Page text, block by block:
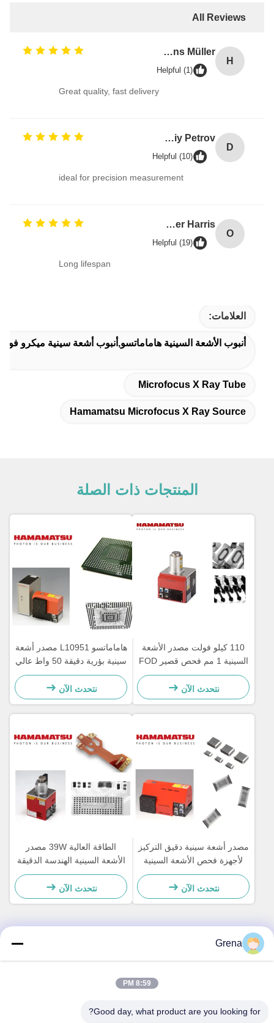
All Reviews
H
Hans Müller
Helpful (1)
Great quality, fast delivery
D
Dmitriy Petrov
Helpful (10)
ideal for precision measurement
O
Oliver Harris
Helpful (19)
Long lifespan
العلامات:
أنبوب الأشعة السينية هاماماتسو,أنبوب أشعة سينية
Microfocus X Ray Tube
Hamamatsu Microfocus X Ray Source
المنتجات ذات الصلة
110 كيلو فولت مصدر الأشعة
السينية 1 مم فحص قصير FOD
PCB
نتحدث الآن
هاماماتسو L10951 مصدر أشعة
سينية بؤرية دقيقة 50 واط عالي
الثبات متين
نتحدث الآن
مصدر أشعة سينية دقيق التركيز
لأجهزة فحص الأشعة السينية
في الخط
نتحدث الآن
الطاقة العالية 39W مصدر
الأشعة السينية الهندسة الدقيقة
هاماماتسو L9181-05
نتحدث الآن
اتصل سريعًا
منطقة باوان، شنتشن
Grena
8:59 PM
Good day, what product are you looking for?